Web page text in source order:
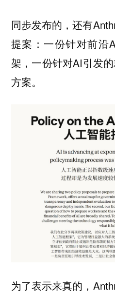
同步发布的，还有
提案：一份针对前沿
架，一份针对AI引发
方案。
为了表示来真的，